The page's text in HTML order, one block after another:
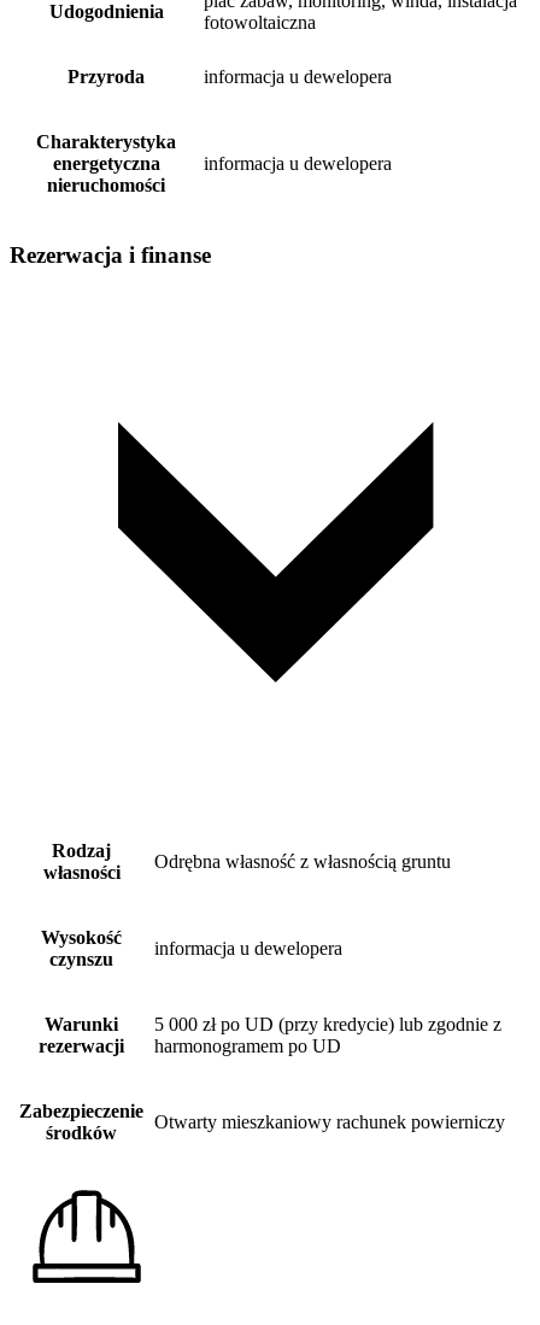
Udogodnienia
fotowoltaiczna
Przyroda informacja u dewelopera
Charakterystyka
energetyczna
nieruchomości
informacja u dewelopera
Rezerwacja i finanse
Rodzaj
własności
Odrębna własność z własnością gruntu
Wysokość
czynszu
informacja u dewelopera
Warunki
rezerwacji
5 000 zł po UD (przy kredycie) lub zgodnie z
harmonogramem po UD
Zabezpieczenie
środków
Otwarty mieszkaniowy rachunek powierniczy